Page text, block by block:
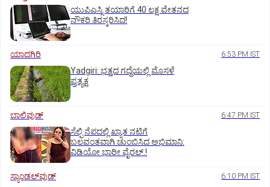
ಯುಪಿಎಸ್ಸಿ ತಯಾರಿಗೆ 40 ಲಕ್ಷ ವೇತನದ
ನೌಕರಿ ತಿರಸ್ಕರಿಸಿದ!
ಯಾದಗಿರಿ 6:53 PM IST
Yadgiri: ಭತ್ತದ ಗದ್ದೆಯಲ್ಲಿ ಮೊಸಳೆ
ಪ್ರತ್ಯಕ್ಷ
ಬಾಲಿವುಡ್‌ 6:47 PM IST
ಸೆಲ್ಫಿ ನೆಪದಲ್ಲಿ ಖ್ಯಾತ ನಟಿಗೆ
ಬಲವಂತವಾಗಿ ಚುಂಬಿಸಿದ ಅಭಿಮಾನಿ:
ವಿಡಿಯೋ ಭಾರೀ ವೈರಲ್.!
ಸ್ಯಾಂಡಲ್‌ವುಡ್‌ 6:10 PM IST